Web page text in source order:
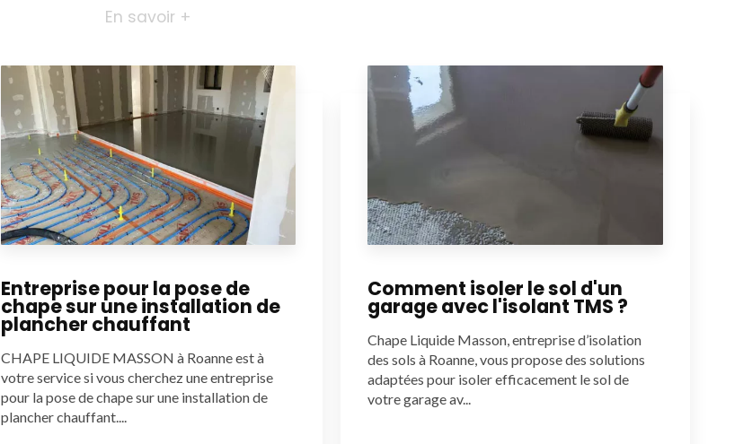
En savoir +
Entreprise pour la pose de
chape sur une installation de
plancher chauffant
CHAPE LIQUIDE MASSON à Roanne est à
votre service si vous cherchez une entreprise
pour la pose de chape sur une installation de
plancher chauffant....
Comment isoler le sol d'un
garage avec l'isolant TMS ?
Chape Liquide Masson, entreprise d’isolation
des sols à Roanne, vous propose des solutions
adaptées pour isoler efficacement le sol de
votre garage av...